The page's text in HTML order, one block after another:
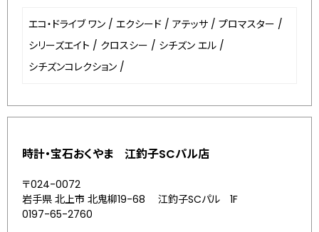
エコ・ドライブ ワン / エクシード / アテッサ / プロマスター /
シリーズエイト / クロスシー / シチズン エル /
シチズンコレクション /
時計・宝石おくやま 江釣子SCパル店
〒024-0072
岩手県 北上市 北鬼柳19-68 江釣子SCパル 1F
0197-65-2760